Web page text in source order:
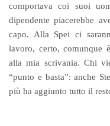
comportava coi suoi
dipendente piacerebbe
capo. Alla Spei ci
lavoro, certo, comunque
alla mia scrivania. Chi
“punto e basta”: anche
più ha aggiunto tutto il